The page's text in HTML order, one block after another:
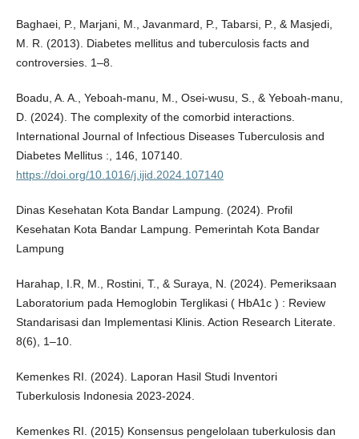
Baghaei, P., Marjani, M., Javanmard, P., Tabarsi, P., & Masjedi,
M. R. (2013). Diabetes mellitus and tuberculosis facts and
controversies. 1–8.
Boadu, A. A., Yeboah-manu, M., Osei-wusu, S., & Yeboah-manu,
D. (2024). The complexity of the comorbid interactions.
International Journal of Infectious Diseases Tuberculosis and
Diabetes Mellitus :, 146, 107140.
https://doi.org/10.1016/j.ijid.2024.107140
Dinas Kesehatan Kota Bandar Lampung. (2024). Profil
Kesehatan Kota Bandar Lampung. Pemerintah Kota Bandar
Lampung
Harahap, I.R, M., Rostini, T., & Suraya, N. (2024). Pemeriksaan
Laboratorium pada Hemoglobin Terglikasi ( HbA1c ) : Review
Standarisasi dan Implementasi Klinis. Action Research Literate.
8(6), 1–10.
Kemenkes RI. (2024). Laporan Hasil Studi Inventori
Tuberkulosis Indonesia 2023-2024.
Kemenkes RI. (2015) Konsensus pengelolaan tuberkulosis dan